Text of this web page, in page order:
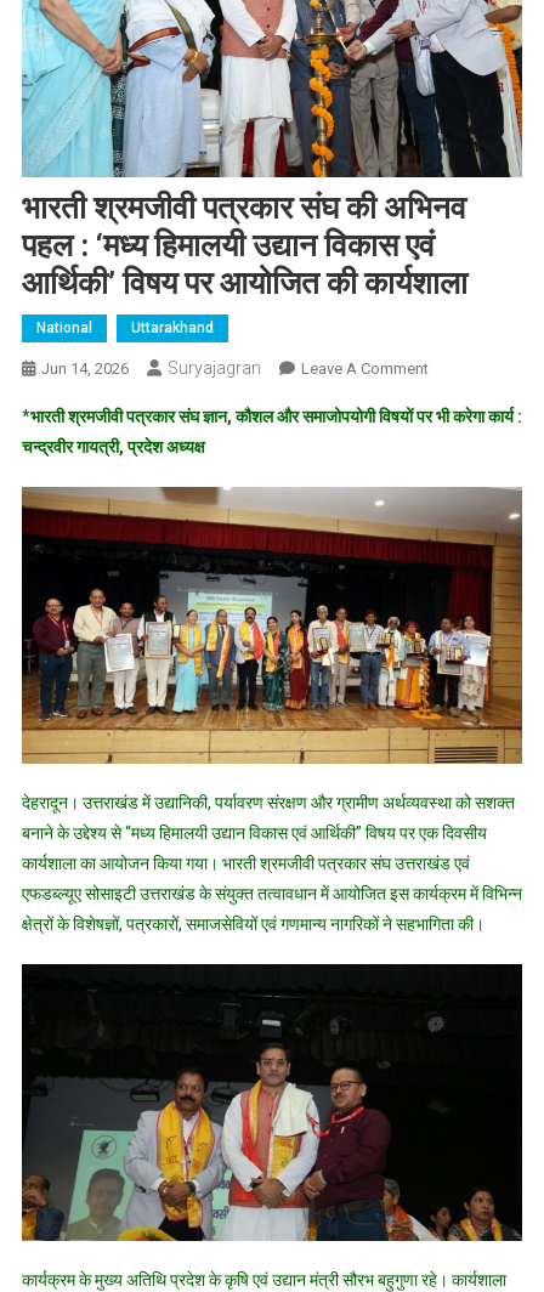
भारती श्रमजीवी पत्रकार संघ की अभिनव
पहल : ‘मध्य हिमालयी उद्यान विकास एवं
आर्थिकी’ विषय पर आयोजित की कार्यशाला
National Uttarakhand
Jun 14, 2026 Suryajagran Leave A CommentOn
श्रमजीवी
अभिनव
पहल
‘मध्य
हिमालयी
उद्यान
विकास
एवं
आर्थिकी’
पर
आयोजित
की
कार्यशाला
*भारती श्रमजीवी पत्रकार संघ ज्ञान, कौशल और समाजोपयोगी विषयों पर भी करेगा कार्य :
चन्द्रवीर गायत्री, प्रदेश अध्यक्ष
देहरादून। उत्तराखंड में उद्यानिकी, पर्यावरण संरक्षण और ग्रामीण अर्थव्यवस्था को सशक्त
बनाने के उद्देश्य से “मध्य हिमालयी उद्यान विकास एवं आर्थिकी” विषय पर एक दिवसीय
कार्यशाला का आयोजन किया गया। भारती श्रमजीवी पत्रकार संघ उत्तराखंड एवं
एफडब्ल्यूए सोसाइटी उत्तराखंड के संयुक्त तत्वावधान में आयोजित इस कार्यक्रम में विभिन्न
क्षेत्रों के विशेषज्ञों, पत्रकारों, समाजसेवियों एवं गणमान्य नागरिकों ने सहभागिता की।
कार्यक्रम के मुख्य अतिथि प्रदेश के कृषि एवं उद्यान मंत्री सौरभ बहुगुणा रहे। कार्यशाला